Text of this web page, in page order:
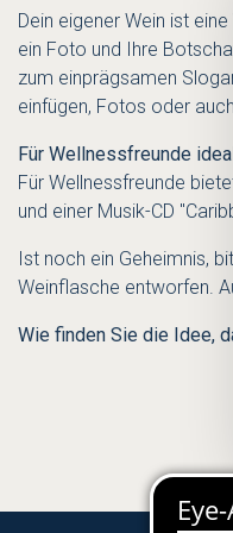
Dein eigener Wein ist
ein Foto und Ihre
zum einprägsamen
einfügen, Fotos oder
Für Wellnessfreunde
Für Wellnessfreunde
und einer Musik-CD
Ist noch ein Geheimnis,
Weinflasche entworfen.
Wie finden Sie die Idee,